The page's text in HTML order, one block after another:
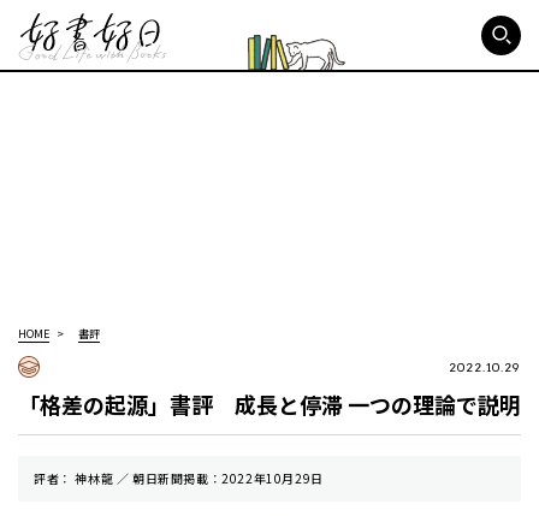
HOME 書評
2022.10.29
「格差の起源」書評 成長と停滞 一つの理論で説明
評者： 神林龍 ／ 朝⽇新聞掲載：2022年10月29日